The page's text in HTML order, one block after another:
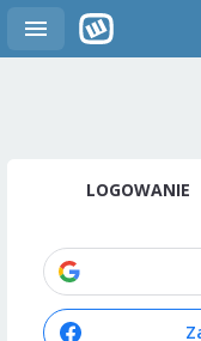
LOGOWANIE